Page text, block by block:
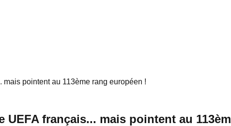
pointent au 113ème rang européen !
français... mais pointent au